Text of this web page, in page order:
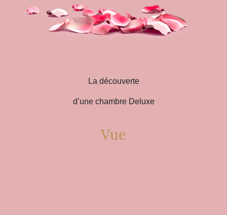
La découverte
d’une chambre Deluxe
Vue